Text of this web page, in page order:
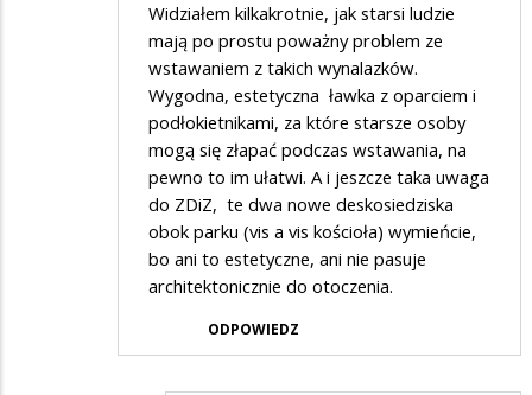
Widziałem kilkakrotnie, jak starsi ludzie
mają po prostu poważny problem ze
wstawaniem z takich wynalazków.
Wygodna, estetyczna ławka z oparciem i
podłokietnikami, za które starsze osoby
mogą się złapać podczas wstawania, na
pewno to im ułatwi. A i jeszcze taka uwaga
do ZDiZ, te dwa nowe deskosiedziska
obok parku (vis a vis kościoła) wymieńcie,
bo ani to estetyczne, ani nie pasuje
architektonicznie do otoczenia.
ODPOWIEDZ